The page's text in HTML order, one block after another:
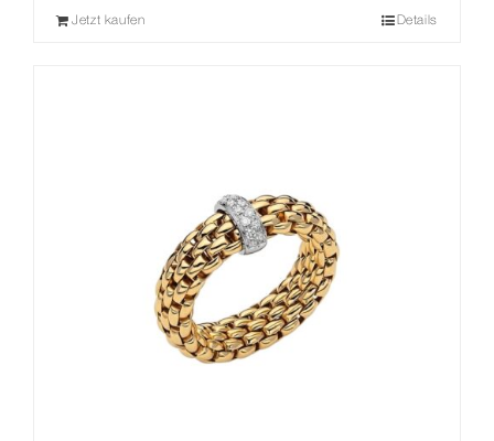
Jetzt kaufen Details